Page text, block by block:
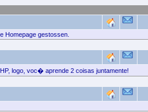
Homepage gestossen.
logo, voc� aprende 2 coisas juntamente!